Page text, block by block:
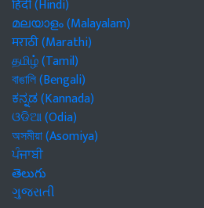
हिंदी (Hindi)
മലയാളം (Malayalam)
मराठी (Marathi)
தமிழ் (Tamil)
বাঙালি (Bengali)
ಕನ್ನಡ (Kannada)
ଓଡିଆ (Odia)
অসমীয়া (Asomiya)
ਪੰਜਾਬੀ
తెలుగు
ગુજરાતી